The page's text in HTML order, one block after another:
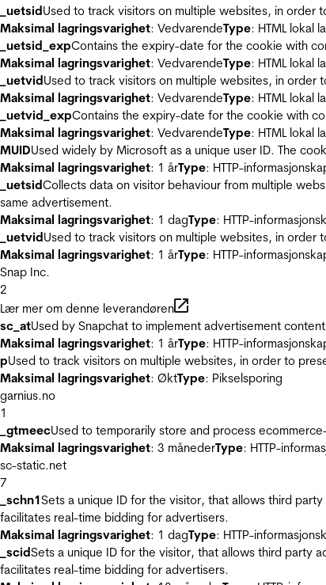
_uetsidUsed to track visitors on multiple websites, in
Maksimal lagringsvarighet: VedvarendeType: HTML lokal
_uetsid_expContains the expiry-date for the cookie with
Maksimal lagringsvarighet: VedvarendeType: HTML lokal
_uetvidUsed to track visitors on multiple websites, in
Maksimal lagringsvarighet: VedvarendeType: HTML lokal
_uetvid_expContains the expiry-date for the cookie with
Maksimal lagringsvarighet: VedvarendeType: HTML lokal
MUIDUsed widely by Microsoft as a unique user ID. The
Maksimal lagringsvarighet: 1 årType: HTTP-
_uetsidCollects data on visitor behaviour from multiple
same advertisement.
Maksimal lagringsvarighet: 1 dagType: HTTP-
_uetvidUsed to track visitors on multiple websites, in
Maksimal lagringsvarighet: 1 årType: HTTP-
Snap Inc.
2
Lær mer om denne leverandøren
sc_atUsed by Snapchat to implement advertisement
Maksimal lagringsvarighet: 1 årType: HTTP-
pUsed to track visitors on multiple websites, in order to
Maksimal lagringsvarighet: ØktType: Pikselsporing
garnius.no
1
_gtmeecUsed to temporarily store and process
Maksimal lagringsvarighet: 3 månederType: HTTP-
sc-static.net
7
_schn1Sets a unique ID for the visitor, that allows third
facilitates real-time bidding for advertisers.
Maksimal lagringsvarighet: 1 dagType: HTTP-
_scidSets a unique ID for the visitor, that allows third party
facilitates real-time bidding for advertisers.